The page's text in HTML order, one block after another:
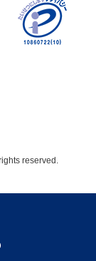
reserved.